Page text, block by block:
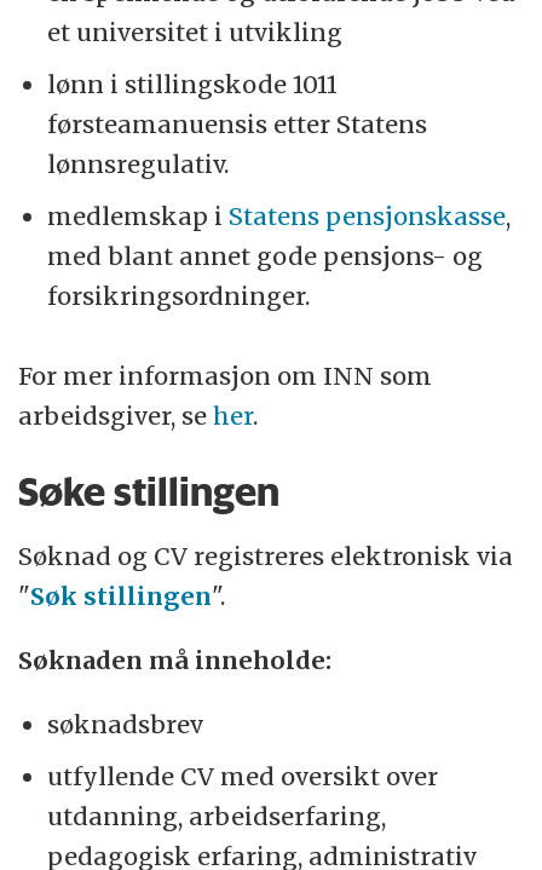
et universitet i utvikling
lønn i stillingskode 1011
førsteamanuensis etter Statens
lønnsregulativ.
medlemskap i Statens pensjonskasse,
med blant annet gode pensjons- og
forsikringsordninger.
For mer informasjon om INN som
arbeidsgiver, seher.
Søke stillingen
Søknad og CV registreres elektronisk via
"Søk stillingen".
Søknaden må inneholde:
søknadsbrev
utfyllende CV med oversikt over
utdanning, arbeidserfaring,
pedagogisk erfaring, administrativ